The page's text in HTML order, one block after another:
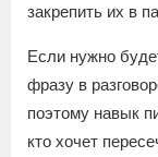
закрепить их в
Если нужно
фразу в
поэтому навык
кто хочет